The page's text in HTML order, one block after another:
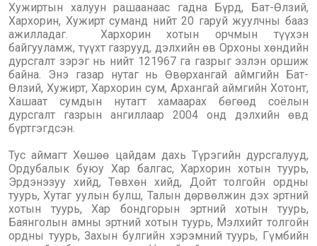
Хужиртын халуун рашаанаас гадна Бүрд, Бат-Өлзий,
Хархорин, Хужирт суманд нийт 20 гаруй жуулчны бааз
ажилладаг.
Хархорин хотын орчмын түүх‎эн
байгууламж, түүхт газрууд, д‎элхийн өв Орхоны хөндийн
дурсгалт зэрэг нь нийт 121967 га газрыг ‎эзлэн оршиж
байна. Эн‎э газар нутаг нь Өвөрхангай аймгийн Бат-
Өлзий, Хужирт, Хархорин сум, Архангай аймгийн Хотонт,
Хашаат сумдын нутагт хамаарах бөгөөд соёлын
дурсгалт газрын ангиллаар 2004 онд д‎элхийн өвд
бүртг‎эгдсэн.
Тус аймагт Хөшөө цайдам дахь Түрэгийн дурсгалууд,
Ордубалык буюу Хар балгас, Хархорин хотын туурь,
Эрдэнэзуу хийд, Төвхөн хийд, Дойт толгойн ордны
туурь, Хутаг уулын булш, Талын дөрвөлжин дэх эртний
хотын туурь, Хар бондгорын эртний хотын туурь,
Баянголын амны эртний хотын туурь, Мэлхийт толгойн
ордны туурь, Захын булгийн хэрэмний туурь, Гүмбийн